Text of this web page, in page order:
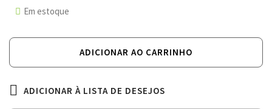
Em estoque
ADICIONAR AO CARRINHO
ADICIONAR À LISTA DE DESEJOS